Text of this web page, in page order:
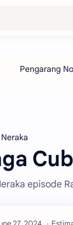
episode